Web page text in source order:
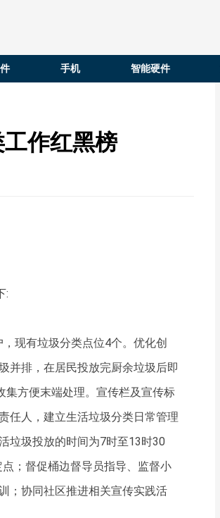
手机 智能硬件
作红黑榜
:
现有垃圾分类点位4个。优化创
并排，在居民投放完厨余垃圾后即
集方便末端处理。宣传栏及宣传标
任人，建立生活垃圾分类日常管理
垃圾投放的时间为7时至13时30
；督促桶边督导员指导、监督小
；协同社区推进相关宣传实践活